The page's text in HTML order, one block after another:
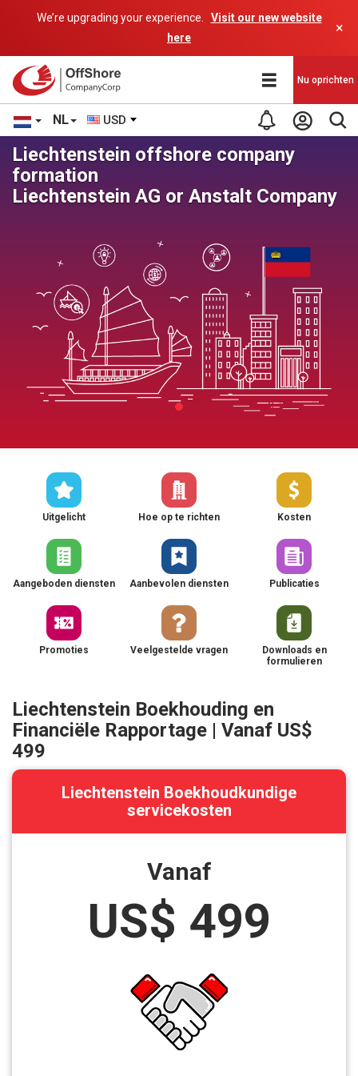
We’re upgrading your experience.
Visit our new website
here
×
NL USD
Nu oprichten
Liechtenstein offshore company
formation
Liechtenstein AG or Anstalt Company
Uitgelicht Hoe op te richten Kosten
Aangeboden diensten Aanbevolen diensten Publicaties
Promoties Veelgestelde vragen
Downloads en
formulieren
Liechtenstein Boekhouding en
Financiële Rapportage | Vanaf US$
499
Liechtenstein Boekhoudkundige
servicekosten
Vanaf
US$ 499